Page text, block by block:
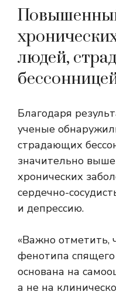
людей,
Благодаря
ученые
страдающих
значительно
хронических
сердечно-
и депрессию.
«Важно отметить,
фенотипа
основана на
а не на